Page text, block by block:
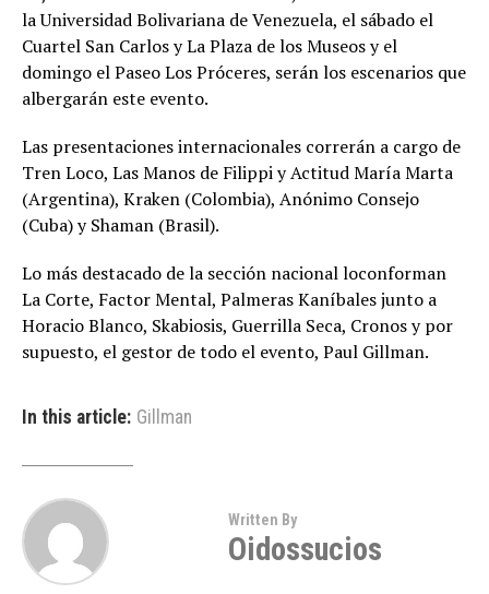
la Universidad Bolivariana de Venezuela, el sábado el
Cuartel San Carlos y La Plaza de los Museos y el
domingo el Paseo Los Próceres, serán los escenarios que
albergarán este evento.
Las presentaciones internacionales correrán a cargo de
Tren Loco, Las Manos de Filippi y Actitud María Marta
(Argentina), Kraken (Colombia), Anónimo Consejo
(Cuba) y Shaman (Brasil).
Lo más destacado de la sección nacional loconforman
La Corte, Factor Mental, Palmeras Kaníbales junto a
Horacio Blanco, Skabiosis, Guerrilla Seca, Cronos y por
supuesto, el gestor de todo el evento, Paul Gillman.
In this article: Gillman
Written By
Oidossucios